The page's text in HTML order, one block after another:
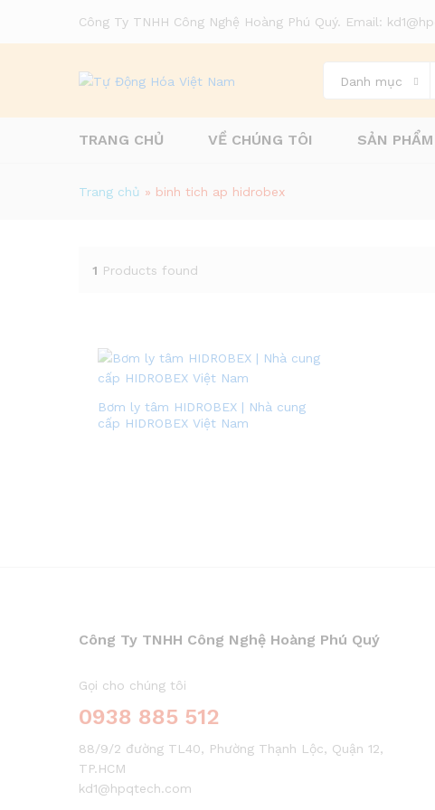
Công Ty TNHH Công Nghệ Hoàng Phú Quý. Email:
Danh mục
TRANG CHỦ VỀ CHÚNG TÔI SẢN PHẨM
Trang chủ » binh tich ap hidrobex
1 Products found
Bơm ly tâm HIDROBEX | Nhà cung
cấp HIDROBEX Việt Nam
Công Ty TNHH Công Nghệ Hoàng Phú Quý
Gọi cho chúng tôi
0938 885 512
88/9/2 đường TL40, Phường Thạnh Lộc, Quận 12,
TP.HCM
kd1@hpqtech.com